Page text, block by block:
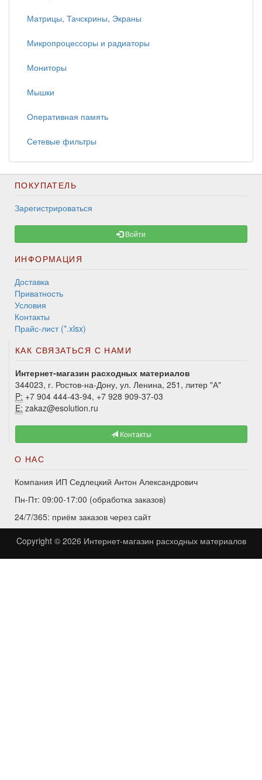
Матрицы, Тачскрины, Экраны
Микропроцессоры и радиаторы
Мониторы
Мышки
Оперативная память
Сетевые фильтры
ПОКУПАТЕЛЬ
Зарегистрироваться
Войти
ИНФОРМАЦИЯ
Доставка
Приватность
Условия
Контакты
Прайс-лист (*.xlsx)
КАК СВЯЗАТЬСЯ С НАМИ
Интернет-магазин расходных материалов
344023, г. Ростов-на-Дону, ул. Ленина, 251, литер "А"
P: +7 904 444-43-94, +7 928 909-37-03
E: zakaz@esolution.ru
Контакты
О НАС
Компания ИП Седлецкий Антон Александрович
Пн-Пт: 09:00-17:00 (обработка заказов)
24/7/365: приём заказов через сайт
Copyright © 2026 Интернет-магазин расходных материалов